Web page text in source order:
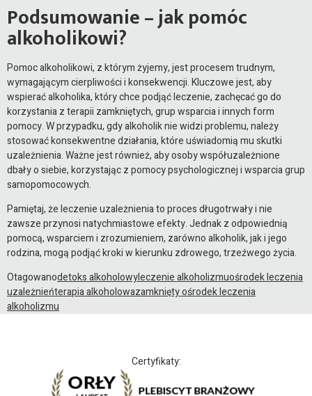
Podsumowanie – jak pomóc
alkoholikowi?
Pomoc alkoholikowi, z którym żyjemy, jest procesem trudnym,
wymagającym cierpliwości i konsekwencji. Kluczowe jest, aby
wspierać alkoholika, który chce podjąć leczenie, zachęcać go do
korzystania z terapii zamkniętych, grup wsparcia i innych form
pomocy. W przypadku, gdy alkoholik nie widzi problemu, należy
stosować konsekwentne działania, które uświadomią mu skutki
uzależnienia. Ważne jest również, aby osoby współuzależnione
dbały o siebie, korzystając z pomocy psychologicznej i wsparcia grup
samopomocowych.
Pamiętaj, że leczenie uzależnienia to proces długotrwały i nie
zawsze przynosi natychmiastowe efekty. Jednak z odpowiednią
pomocą, wsparciem i zrozumieniem, zarówno alkoholik, jak i jego
rodzina, mogą podjąć kroki w kierunku zdrowego, trzeźwego życia.
Otagowanodetoks alkoholowyleczenie alkoholizmuośrodek leczenia
uzależnieńterapia alkoholowazamknięty ośrodek leczenia
alkoholizmu
Certyfikaty: